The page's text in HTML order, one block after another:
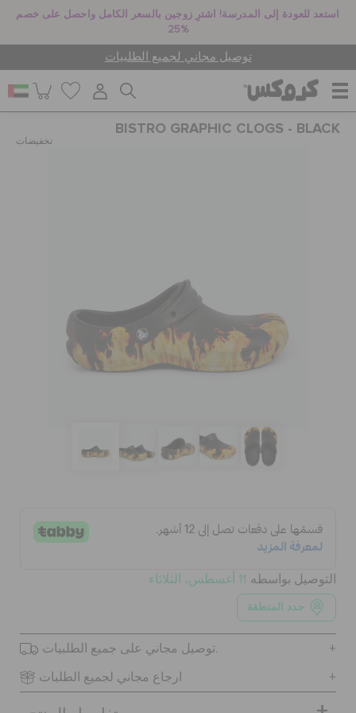
استعد للعودة إلى المدرسة! اشترِ زوجين بالسعر الكامل واحصل على خصم
25%
توصيل مجاني لجميع الطلبيات
جيبيتز تشارمز
كروكس لمكان العمل
مميز
تسجيل الدخول / اشتراك
تحديد موقع المتجر
BISTRO GRAPHIC CLOGS - BLACK
تخفيضات
التوصيل بواسطه 11 أغسطس، الثلاثاء
حدد المنطقة
توصيل مجاني على جميع الطلبيات.
ارجاع مجاني لجميع الطلبات